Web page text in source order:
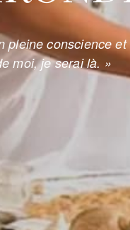
pleine conscience
moi, je serai là. »